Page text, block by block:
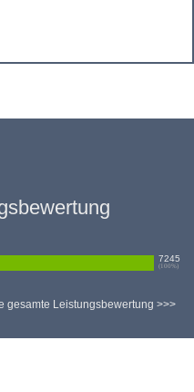
7245
(100 %)
gesamte Leistungsbewertung >>>